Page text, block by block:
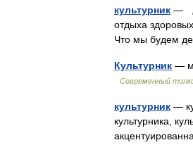
культурник — ,
отдыха
Что мы будем
Культурник —
Современный
культурник —
культурника,